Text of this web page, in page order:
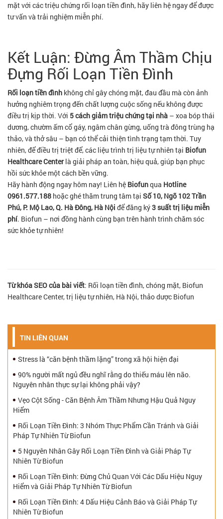
mặt với các triệu chứng rối loạn tiền đình, hãy liên hệ ngay để được
tư vấn và trải nghiệm miễn phí.
Kết Luận: Đừng Âm Thầm Chịu
Đựng Rối Loạn Tiền Đình
Rối loạn tiền đình không chỉ gây chóng mặt, đau đầu mà còn ảnh
hưởng nghiêm trọng đến chất lượng cuộc sống nếu không được
điều trị kịp thời. Với 5 cách giảm triệu chứng tại nhà – xoa bóp thái
dương, chườm ấm cổ gáy, ngâm chân gừng, uống trà đông trùng hạ
thảo, và thở sâu – bạn có thể cải thiện tình trạng tạm thời. Tuy
nhiên, để điều trị triệt để, các liệu trình trị liệu tự nhiên tại Biofun
Healthcare Centerlà giải pháp an toàn, hiệu quả, giúp bạn phục
hồi sức khỏe một cách bền vững.
Hãy hành động ngay hôm nay! Liên hệ Biofunqua Hotline
0961.577.188 hoặc ghé thăm trung tâm tại Số 10, Ngõ 102 Trần
Phú, P. Mộ Lao, Q. Hà Đông, Hà Nội để đăng ký3 suất trị liệu miễn
phí. Biofun – nơi đồng hành cùng bạn trên hành trình chăm sóc
sức khỏe tự nhiên!
Từ khóa SEO của bài viết: Rối loạn tiền đình, chóng mặt, Biofun
Healthcare Center, trị liệu tự nhiên, Hà Nội, thảo dược Biofun
TIN LIÊN QUAN
Stress là “căn bệnh thầm lặng” trong xã hội hiện đại
90% người mất ngủ đều nghĩ rằng do thiếu máu lên não.
Nguyên nhân thực sự lại không phải vậy?
Vẹo Cột Sống - Căn Bệnh Âm Thầm Nhưng Hậu Quả Nguy
Hiểm
Rối Loạn Tiền Đình: 3 Nhóm Thực Phẩm Cần Tránh và Giải
Pháp Tự Nhiên Từ Biofun
5 Nguyên Nhân Gây Rối Loạn Tiền Đình và Giải Pháp Tự
Nhiên Từ Biofun
Rối Loạn Tiền Đình: Đừng Chủ Quan Với Các Dấu Hiệu Nguy
Hiểm và Giải Pháp Tự Nhiên Từ Biofun
Rối Loạn Tiền Đình: 4 Dấu Hiệu Cảnh Báo và Giải Pháp Tự
Nhiên Từ Biofun